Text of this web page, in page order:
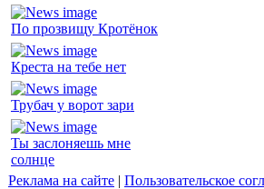
По прозвищу Кротёнок
Креста на тебе нет
Трубач у ворот зари
Ты заслоняешь мне
солнце
Реклама на сайте | Пользовательское